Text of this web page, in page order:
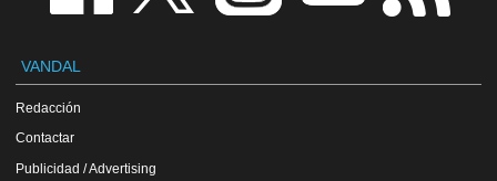
VANDAL
Redacción
Contactar
Publicidad / Advertising